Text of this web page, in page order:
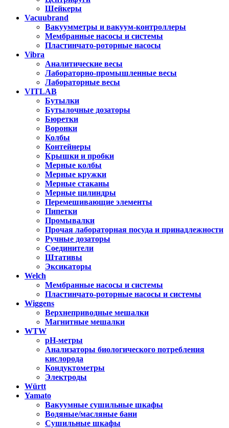
Шейкеры
Vacuubrand
Вакуумметры и вакуум-контроллеры
Мембранные насосы и системы
Пластинчато-роторные насосы
Vibra
Аналитические весы
Лабораторно-промышленные весы
Лабораторные весы
VITLAB
Бутылки
Бутылочные дозаторы
Бюретки
Воронки
Колбы
Контейнеры
Крышки и пробки
Мерные колбы
Мерные кружки
Мерные стаканы
Мерные цилиндры
Перемешивающие элементы
Пипетки
Промывалки
Прочая лабораторная посуда и принадлежности
Ручные дозаторы
Соединители
Штативы
Эксикаторы
Welch
Мембранные насосы и системы
Пластинчато-роторные насосы и системы
Wiggens
Верхнеприводные мешалки
Магнитные мешалки
WTW
pH-метры
Анализаторы биологического потребления
кислорода
Кондуктометры
Электроды
Württ
Yamato
Вакуумные сушильные шкафы
Водяные/масляные бани
Сушильные шкафы